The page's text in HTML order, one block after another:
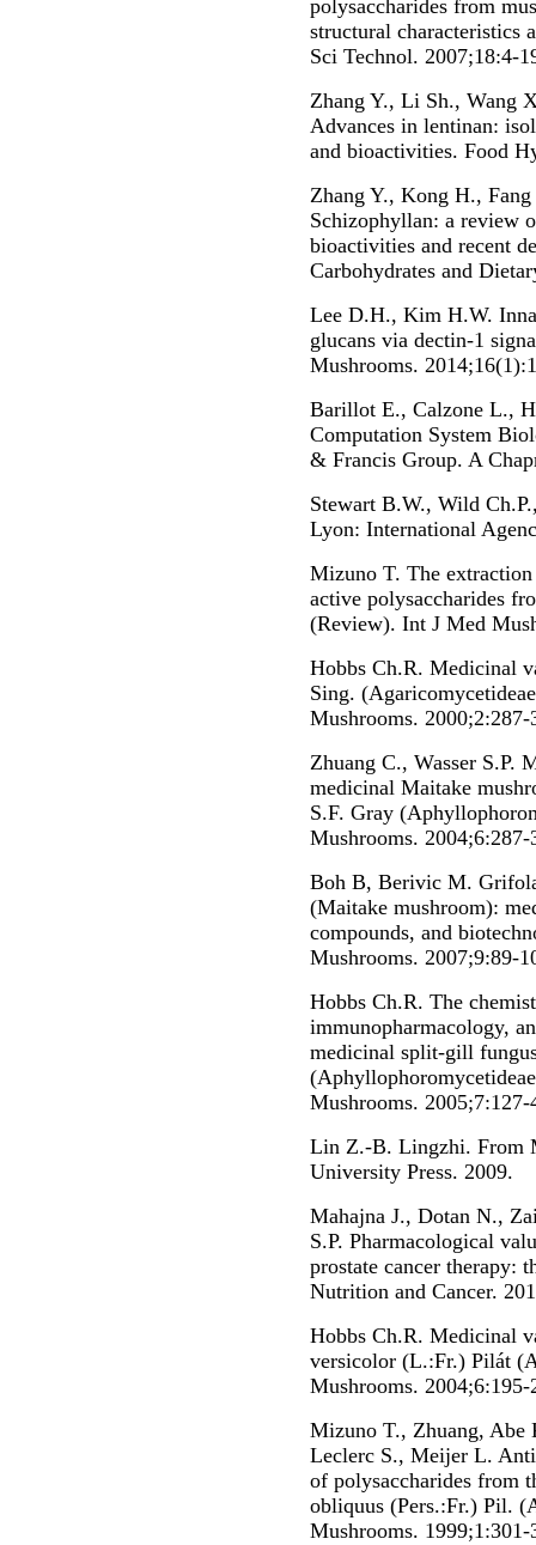
polysaccharides from
structural characteristics
Sci Technol. 2007;18:4-
Zhang Y., Li Sh., Wang
Advances in lentinan:
and bioactivities. Food
Zhang Y., Kong H.,
Schizophyllan: a review
bioactivities and recent
Carbohydrates and
Lee D.H., Kim H.W.
glucans via dectin-1
Mushrooms.
Barillot E., Calzone L.,
Computation System
& Francis Group. A
Stewart B.W., Wild
Lyon: International
Mizuno T. The
active polysaccharides
(Review). Int J Med
Hobbs Ch.R. Medicinal
Sing.
Mushrooms. 2000;2:287-
Zhuang C., Wasser S.P.
medicinal Maitake
S.F. Gray
Mushrooms. 2004;6:287-
Boh B, Berivic M.
(Maitake mushroom):
compounds, and
Mushrooms. 2007;9:89-
Hobbs Ch.R. The
immunopharmacology,
medicinal split-gill
Mushrooms. 2005;7:127-
Lin Z.-B. Lingzhi. From
University Press. 2009.
Mahajna J., Dotan N.,
S.P. Pharmacological
prostate cancer therapy:
Nutrition and Cancer.
Hobbs Ch.R. Medicinal
versicolor (L.:Fr.) Pilát
Mushrooms. 2004;6:195-
Mizuno T., Zhuang,
Leclerc S., Meijer L.
of polysaccharides from
obliquus (Pers.:Fr.) Pil.
Mushrooms. 1999;1:301-